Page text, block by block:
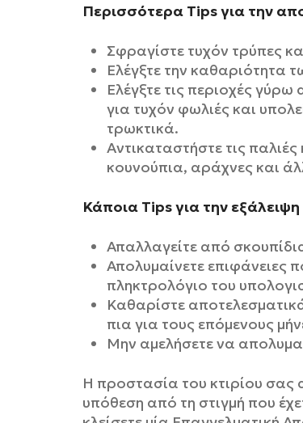
Περισσότερα Tipsγια την
Σφραγίστε τυχόν τρύπες
Ελέγξτε την καθαριότητα
Ελέγξτε τις περιοχές
για τυχόν φωλιές και
τρωκτικά.
Αντικαταστήστε τις
κουνούπια, αράχνες και
Κάποια Tipsγια την
Απαλλαγείτε από
Απολυμαίνετε επιφάνειες
πληκτρολόγιο του
Καθαρίστε
πια για τους επόμενους
Μην αμελήσετε να
Η προστασία του κτιρίου σας
υπόθεση από τη στιγμή που